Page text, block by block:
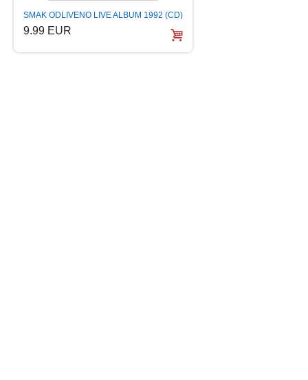
SMAK ODLIVENO LIVE ALBUM 1992 (CD)
9.99 EUR